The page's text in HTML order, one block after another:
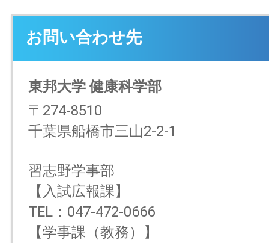
お問い合わせ先
東邦大学 健康科学部
〒274-8510
千葉県船橋市三山2-2-1
習志野学事部
【入試広報課】
TEL：047-472-0666
【学事課（教務）】